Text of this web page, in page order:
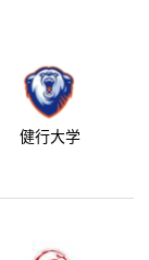
健行大学